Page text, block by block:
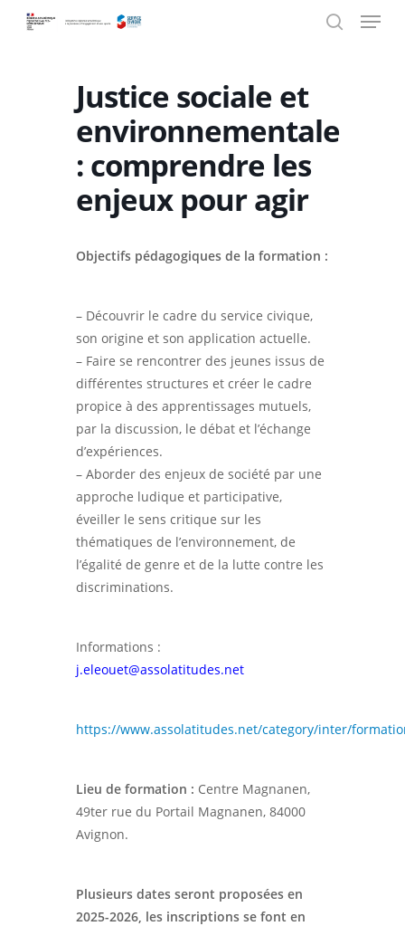
Menu
Justice sociale et
environnementale
: comprendre les
enjeux pour agir
Objectifs pédagogiques de la formation :
– Découvrir le cadre du service civique,
son origine et son application actuelle.
– Faire se rencontrer des jeunes issus de
différentes structures et créer le cadre
propice à des apprentissages mutuels,
par la discussion, le débat et l’échange
d’expériences.
– Aborder des enjeux de société par une
approche ludique et participative,
éveiller le sens critique sur les
thématiques de l’environnement, de
l’égalité de genre et de la lutte contre les
discriminations.
Informations :
j.eleouet@assolatitudes.net
https://www.assolatitudes.net/category/inter/
Lieu de formation : Centre Magnanen,
49ter rue du Portail Magnanen, 84000
Avignon.
Plusieurs dates seront proposées en
2025-2026, les inscriptions se font en
Panneau de gestion des cookies